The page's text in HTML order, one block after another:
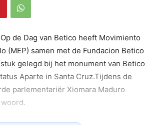
de Dag van Betico heeft Movimiento
(MEP) samen met de Fundacion Betico
gelegd bij het monument van Betico
Aparte in Santa Cruz.Tijdens de
parlementariër Xiomara Maduro